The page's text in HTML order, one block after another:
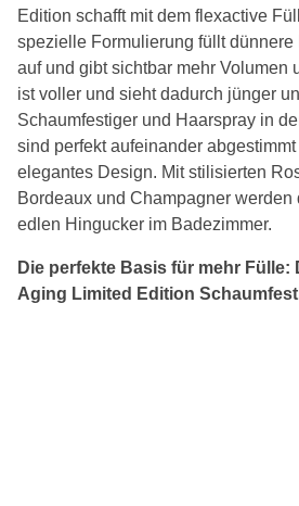
Edition schafft mit dem flexactive
spezielle Formulierung füllt
auf und gibt sichtbar mehr Volumen
ist voller und sieht dadurch jünger
Schaumfestiger und Haarspray in
sind perfekt aufeinander
elegantes Design. Mit stilisierten
Bordeaux und Champagner
edlen Hingucker im Badezimmer.
Die perfekte Basis für mehr Fülle:
Aging Limited Edition